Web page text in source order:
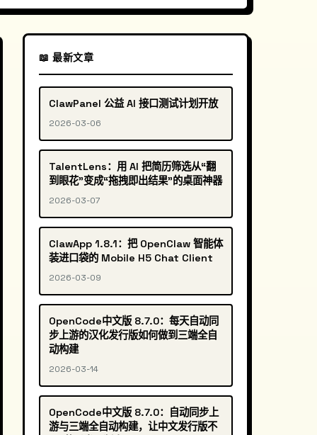
📖 最新文章
ClawPanel 公益 AI 接口测试计划开放
2026-03-06
TalentLens：用 AI 把简历筛选从“翻
到眼花”变成“拖拽即出结果”的桌面神器
2026-03-07
ClawApp 1.8.1：把 OpenClaw 智能体
装进口袋的 Mobile H5 Chat Client
2026-03-09
OpenCode中文版 8.7.0：每天自动同
步上游的汉化发行版如何做到三端全自
动构建
2026-03-14
OpenCode中文版 8.7.0：自动同步上
游与三端全自动构建，让中文发行版不